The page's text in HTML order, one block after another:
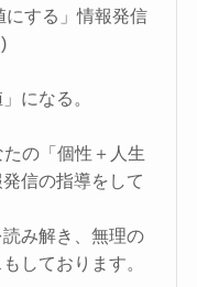
にする」情報発信
になる。
の「個性＋人生
信の指導をして
み解き、無理の
しております。